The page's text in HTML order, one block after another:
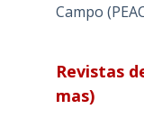
Campo
Revistas
mas)